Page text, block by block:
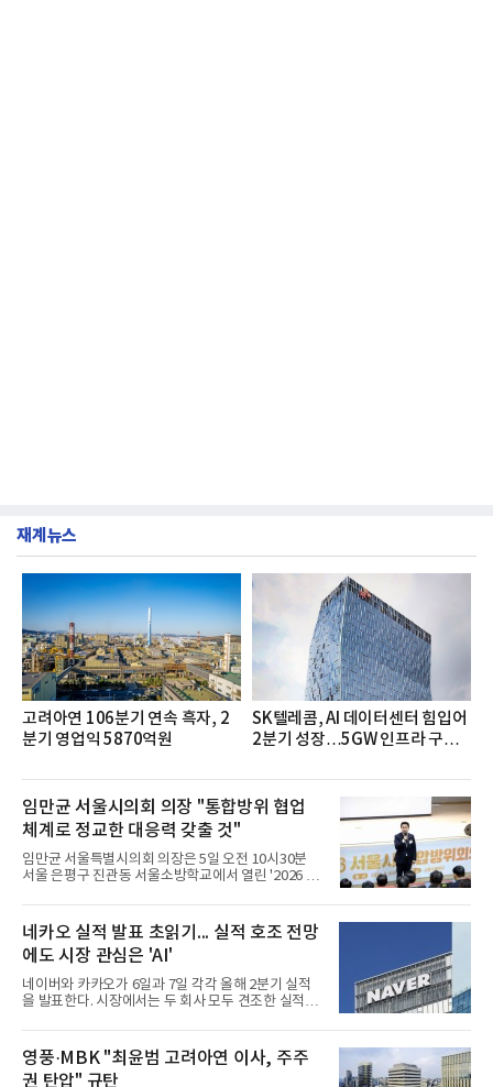
재계뉴스
고려아연 106분기 연속 흑자, 2
분기 영업익 5870억원
SK텔레콤, AI 데이터센터 힘입어
2분기 성장…5GW 인프라 구축
임만균 서울시의회 의장 "통합방위 협업
체계로 정교한 대응력 갖출 것"
임만균 서울특별시의회 의장은 5일 오전 10시30분
서울 은평구 진관동 서울소방학교에서 열린 '2026 서
하고 통합방위 태세를 점검했다.이날 회의는 서울시
와 서울시의회, 소방, 군·경의 협업 체계를 점검하고
공동 대응 역량을 높이기 위해 열렸다.임 의장은 회의
에 앞서 국가정보원과 수도방위사령부의 발표를 들었
다. 화재를 감지하고 물을 뿌릴 수 있는 드론 장비와
네 발로 걷는 로봇 등 전시 장비 시연도 참관했다.임
의장은 "오늘 '통합방위 사태 공동 대응 업무협약'으
운 일상을
네카오 실적 발표 초읽기... 실적 호조 전망
에도 시장 관심은 'AI'
네이버와 카카오가 6일과 7일 각각 올해 2분기 실적
을 발표한다. 시장에서는 두 회사 모두 견조한 실적을
이후 본격화될 인공지능(AI) 수익화 성과에 쏠리고 있
다. AI 서비스가 실제 매출과 이익으로 연결되는지를
입증해야 기업가치 재평가가 가능하다는 시각이다.5
영풍·MBK "최윤범 고려아연 이사, 주주
권 탄압" 규탄